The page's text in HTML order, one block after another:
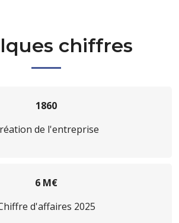
chiffres
1860
de l'entreprise
6 M€
d'affaires 2025